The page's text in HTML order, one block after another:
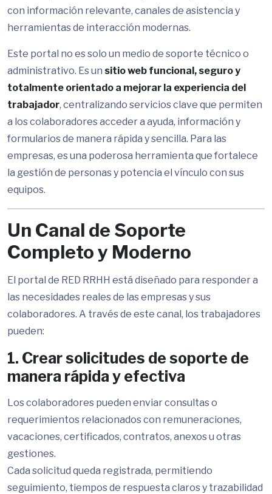
con información relevante, canales de asistencia y
herramientas de interacción modernas.
Este portal no es solo un medio de soporte técnico o
administrativo. Es un sitio web funcional, seguro y
totalmente orientado a mejorar la experiencia del
trabajador, centralizando servicios clave que permiten
a los colaboradores acceder a ayuda, información y
formularios de manera rápida y sencilla. Para las
empresas, es una poderosa herramienta que fortalece
la gestión de personas y potencia el vínculo con sus
equipos.
Un Canal de Soporte
Completo y Moderno
El portal de RED RRHH está diseñado para responder a
las necesidades reales de las empresas y sus
colaboradores. A través de este canal, los trabajadores
pueden:
1. Crear solicitudes de soporte de
manera rápida y efectiva
Los colaboradores pueden enviar consultas o
requerimientos relacionados con remuneraciones,
vacaciones, certificados, contratos, anexos u otras
gestiones.
Cada solicitud queda registrada, permitiendo
seguimiento, tiempos de respuesta claros y trazabilidad